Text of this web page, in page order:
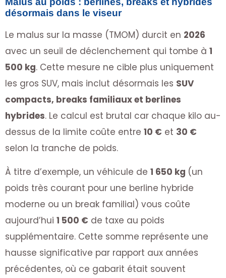
désormais dans le viseur
Le malus sur la masse (TMOM) durcit en 2026
avec un seuil de déclenchement qui tombe à 1
500 kg. Cette mesure ne cible plus uniquement
les gros SUV, mais inclut désormais les SUV
compacts, breaks familiaux et berlines
hybrides. Le calcul est brutal car chaque kilo au-
dessus de la limite coûte entre 10 € et 30 €
selon la tranche de poids.
À titre d’exemple, un véhicule de 1 650 kg (un
poids très courant pour une berline hybride
moderne ou un break familial) vous coûte
aujourd’hui 1 500 € de taxe au poids
supplémentaire. Cette somme représente une
hausse significative par rapport aux années
précédentes, où ce gabarit était souvent